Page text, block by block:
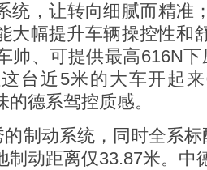
统，让转向细腻而精准
大幅提升车辆操控性和
帅、可提供最高616N
台近5米的大车开起
德系驾控质感。
制动系统，同时全系
制动距离仅33.87米。中